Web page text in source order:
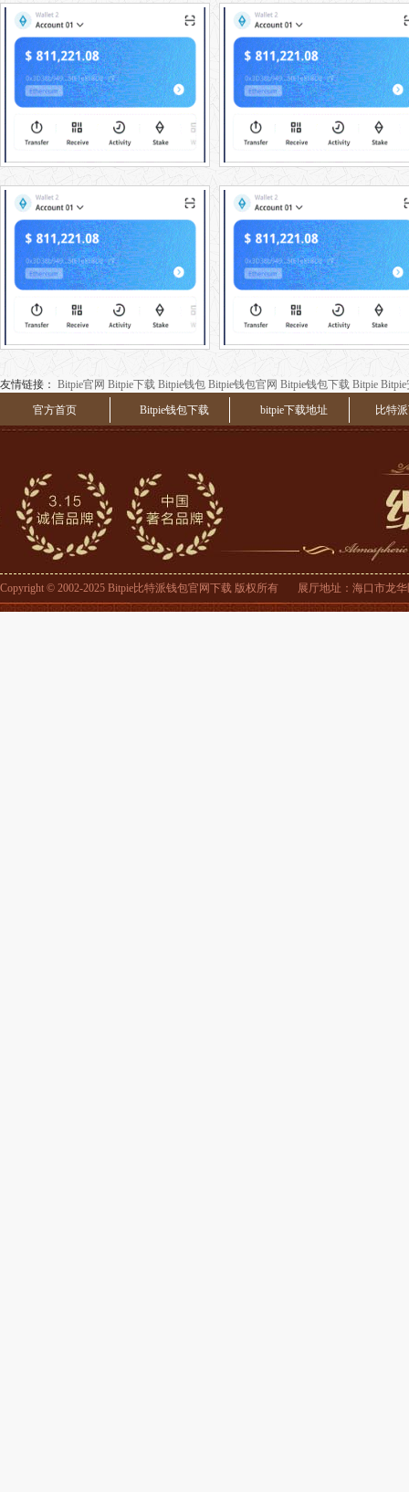
友情链接： Bitpie官网 Bitpie下载 Bitpie钱包 Bitpie钱包官网 Bitpie钱包下载 Bitpie
官方首页
Bitpie钱包下载 bitpie下载地址 比特
Copyright © 2002-2025 Bitpie比特派钱包官网下载 版权所有 展厅地址：海口市